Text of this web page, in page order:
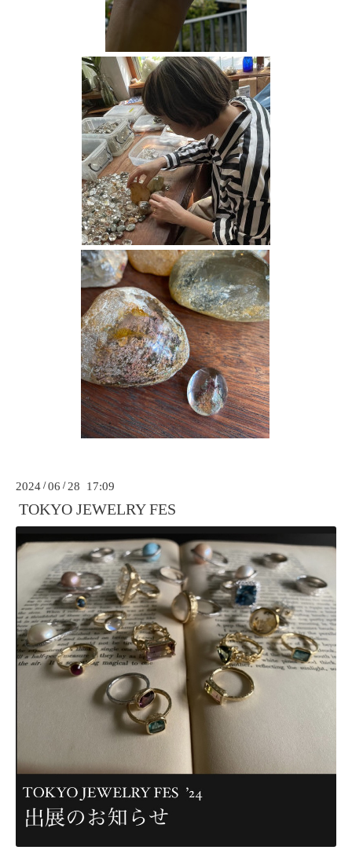
2024 /06 / 28 17:09
TOKYO JEWELRY FES